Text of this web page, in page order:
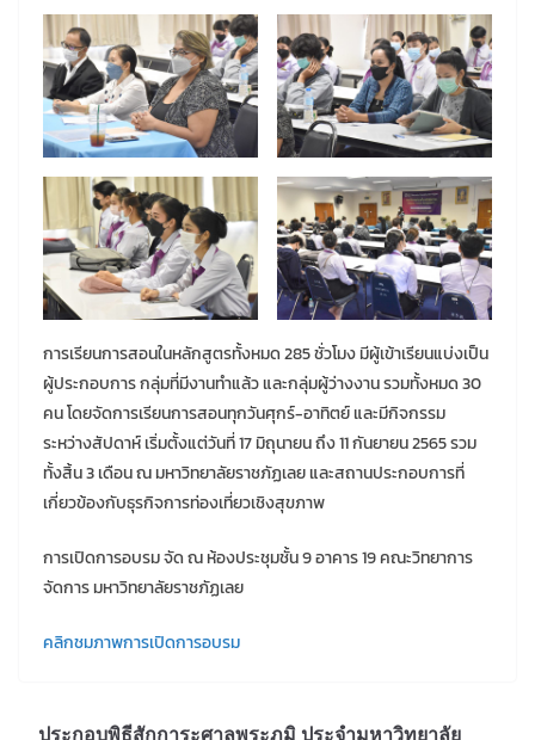
การเรียนการสอนในหลักสูตรทั้งหมด 285 ชั่วโมง มีผู้เข้าเรียนแบ่งเป็น
ผู้ประกอบการ กลุ่มที่มีงานทำแล้ว และกลุ่มผู้ว่างงาน รวมทั้งหมด 30
คน โดยจัดการเรียนการสอนทุกวันศุกร์-อาทิตย์ และมีกิจกรรม
ระหว่างสัปดาห์ เริ่มตั้งแต่วันที่ 17 มิถุนายน ถึง 11 กันยายน 2565 รวม
ทั้งสิ้น 3 เดือน ณ มหาวิทยาลัยราชภัฏเลย และสถานประกอบการที่
เกี่ยวข้องกับธุรกิจการท่องเที่ยวเชิงสุขภาพ
การเปิดการอบรม จัด ณ ห้องประชุมชั้น 9 อาคาร 19 คณะวิทยาการ
จัดการ มหาวิทยาลัยราชภัฏเลย
คลิกชมภาพการเปิดการอบรม
ประกอบพิธีสักการะศาลพระภูมิ ประจำมหาวิทยาลัย